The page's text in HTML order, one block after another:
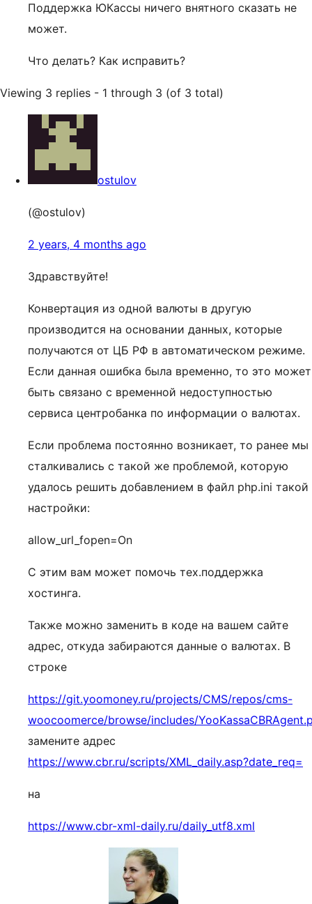
Поддержка ЮКассы ничего внятного сказать не
может.
Что делать? Как исправить?
Viewing 3 replies - 1 through 3 (of 3 total)
ostulov
(@ostulov)
2 years, 4 months ago
Здравствуйте!
Конвертация из одной валюты в другую
производится на основании данных, которые
получаются от ЦБ РФ в автоматическом режиме.
Если данная ошибка была временно, то это может
быть связано с временной недоступностью
сервиса центробанка по информации о валютах.
Если проблема постоянно возникает, то ранее мы
сталкивались с такой же проблемой, которую
удалось решить добавлением в файл php.ini такой
настройки:
allow_url_fopen=On
С этим вам может помочь тех.поддержка
хостинга.
Также можно заменить в коде на вашем сайте
адрес, откуда забираются данные о валютах. В
строке
https://git.yoomoney.ru/projects/CMS/repos/cms-
woocoomerce/browse/includes/
замените адрес
https://www.cbr.ru/scripts/XML_daily.asp?date_req=
на
https://www.cbr-xml-daily.ru/daily_utf8.xml